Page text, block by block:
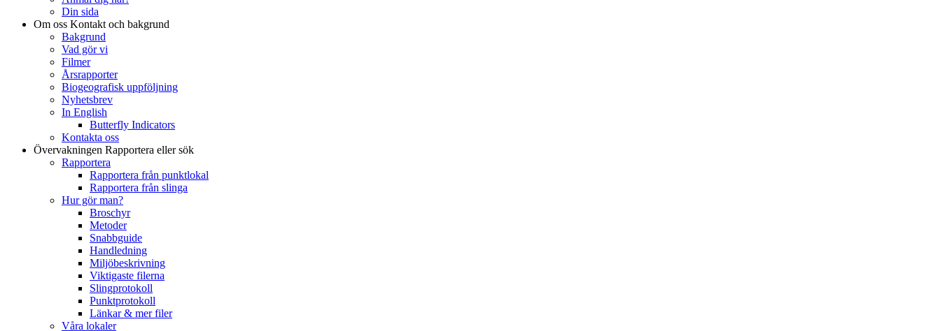
Din sida
Om oss Kontakt och bakgrund
Bakgrund
Vad gör vi
Filmer
Årsrapporter
Biogeografisk uppföljning
Nyhetsbrev
In English
Butterfly Indicators
Kontakta oss
Övervakningen Rapportera eller sök
Rapportera
Rapportera från punktlokal
Rapportera från slinga
Hur gör man?
Broschyr
Metoder
Snabbguide
Handledning
Miljöbeskrivning
Viktigaste filerna
Slingprotokoll
Punktprotokoll
Länkar & mer filer
Våra lokaler